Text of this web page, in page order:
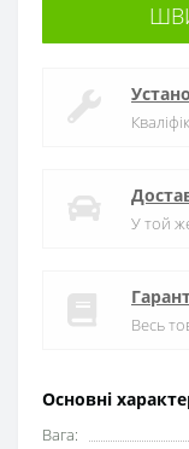
Основні
Вага:
У той
Весь